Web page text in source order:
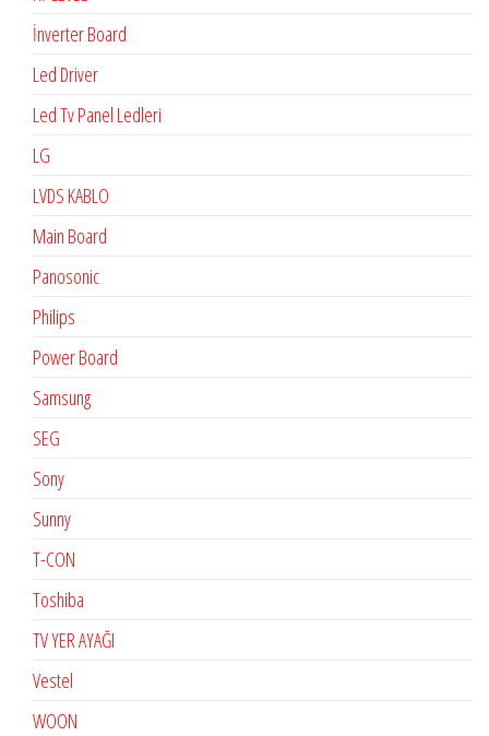
İnverter Board
Led Driver
Led Tv Panel Ledleri
LG
LVDS KABLO
Main Board
Panosonic
Philips
Power Board
Samsung
SEG
Sony
Sunny
T-CON
Toshiba
TV YER AYAĞI
Vestel
WOON